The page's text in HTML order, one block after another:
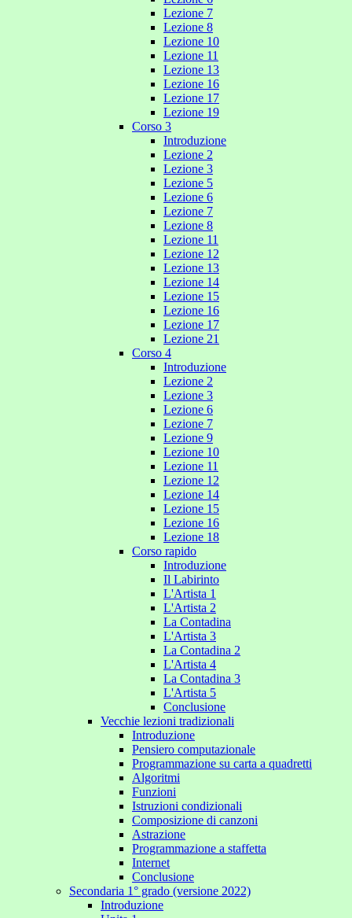
Lezione 7
Lezione 8
Lezione 10
Lezione 11
Lezione 13
Lezione 16
Lezione 17
Lezione 19
Corso 3
Introduzione
Lezione 2
Lezione 3
Lezione 5
Lezione 6
Lezione 7
Lezione 8
Lezione 11
Lezione 12
Lezione 13
Lezione 14
Lezione 15
Lezione 16
Lezione 17
Lezione 21
Corso 4
Introduzione
Lezione 2
Lezione 3
Lezione 6
Lezione 7
Lezione 9
Lezione 10
Lezione 11
Lezione 12
Lezione 14
Lezione 15
Lezione 16
Lezione 18
Corso rapido
Introduzione
Il Labirinto
L'Artista 1
L'Artista 2
La Contadina
L'Artista 3
La Contadina 2
L'Artista 4
La Contadina 3
L'Artista 5
Conclusione
Vecchie lezioni tradizionali
Introduzione
Pensiero computazionale
Programmazione su carta a quadretti
Algoritmi
Funzioni
Istruzioni condizionali
Composizione di canzoni
Astrazione
Programmazione a staffetta
Internet
Conclusione
Secondaria 1° grado (versione 2022)
Introduzione